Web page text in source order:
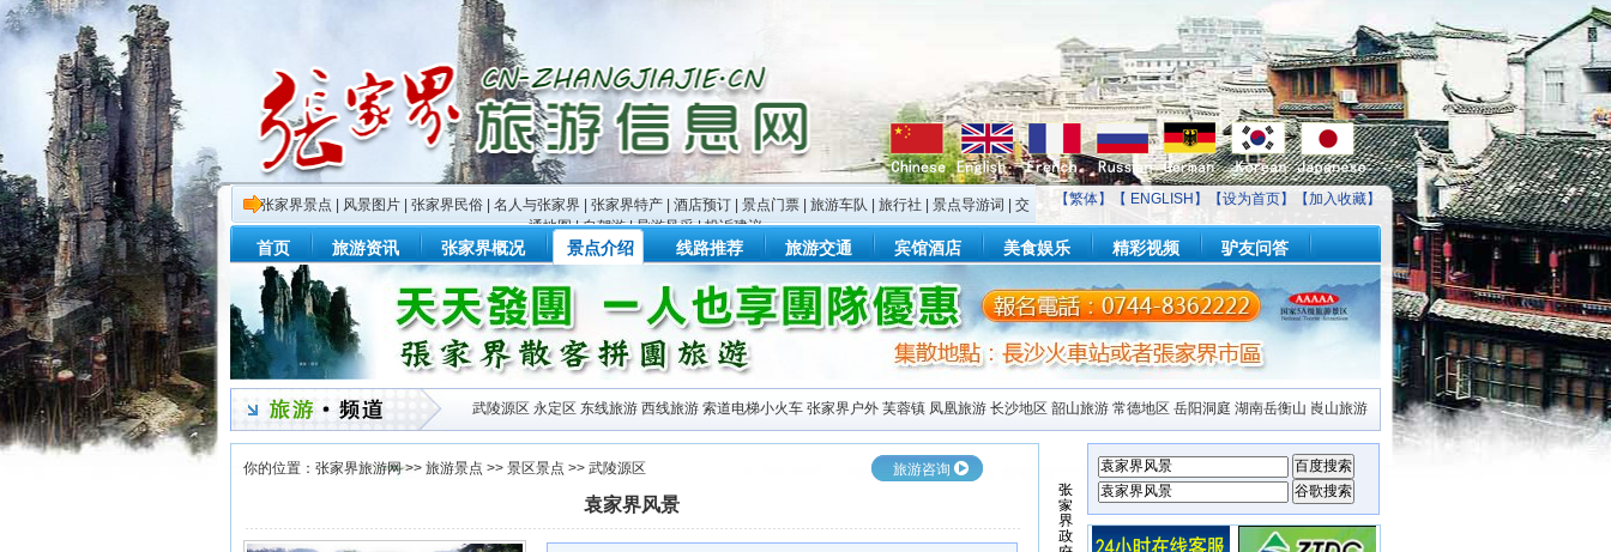
【繁体】【 ENGLISH 】【设为首页】【加入收藏】
张家界景点 风景图片 张家界民俗 名人与张家界 张家界特产 酒店预订 景点门票 旅游车队 旅行社 景点导游词
交
通地图|自驾游|导游风采|投诉建议
首页 旅游资讯 张家界概况 景点介绍 线路推荐 旅游交通 宾馆酒店 美食娱乐 精彩视频 驴友问答
武陵源区 永定区 东线旅游 西线旅游 索道电梯小火车 张家界户外 芙蓉镇 凤凰旅游 长沙地区 韶山旅游 常德地区 岳阳洞庭 湖南岳衡山 崀山旅游
你的位置： 张家界旅游网>> 旅游景点 >> 景区景点 >> 武陵源区 旅游咨询
袁家界风景